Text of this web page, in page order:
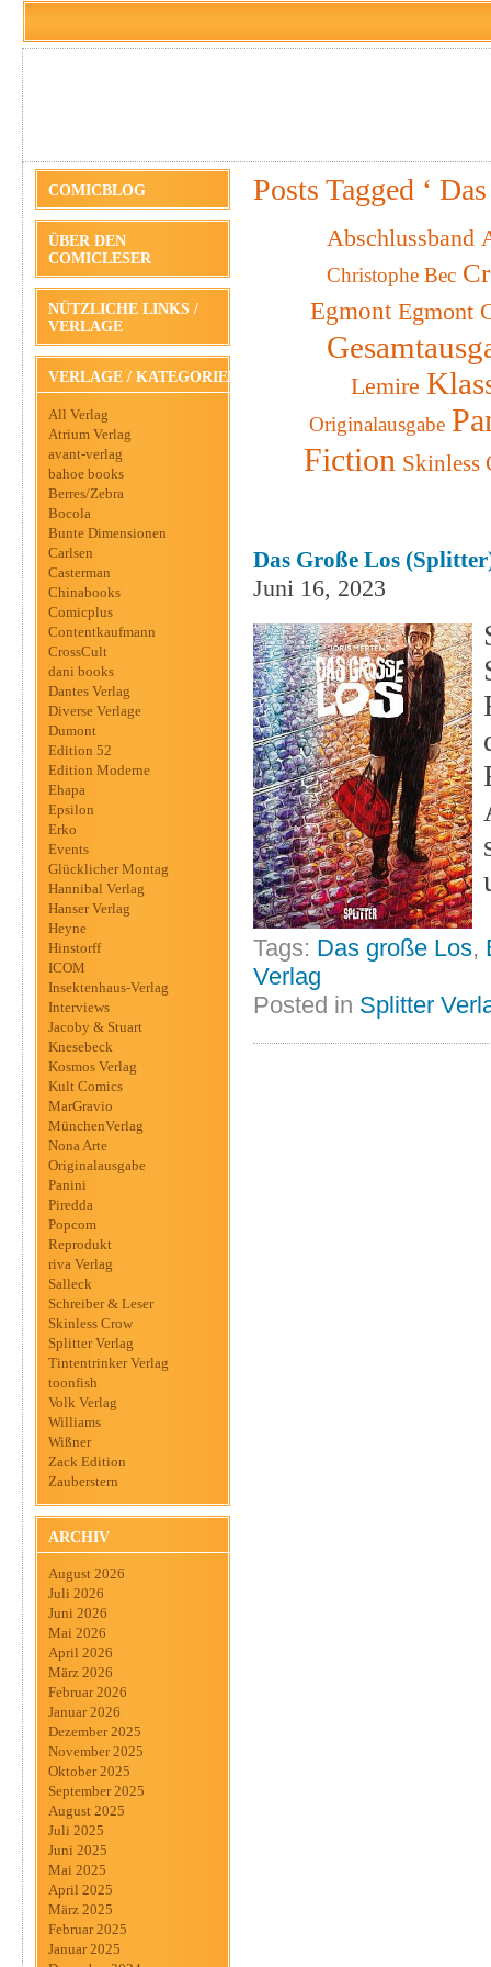
COMICBLOG
ÜBER DEN
COMICLESER
NÜTZLICHE LINKS /
VERLAGE
VERLAGE / KATEGORIEN
All Verlag
Atrium Verlag
avant-verlag
bahoe books
Berres/Zebra
Bocola
Bunte Dimensionen
Carlsen
Casterman
Chinabooks
Comicplus
Contentkaufmann
CrossCult
dani books
Dantes Verlag
Diverse Verlage
Dumont
Edition 52
Edition Moderne
Ehapa
Epsilon
Erko
Events
Glücklicher Montag
Hannibal Verlag
Hanser Verlag
Heyne
Hinstorff
ICOM
Insektenhaus-Verlag
Interviews
Jacoby & Stuart
Knesebeck
Kosmos Verlag
Kult Comics
MarGravio
MünchenVerlag
Nona Arte
Originalausgabe
Panini
Piredda
Popcom
Reprodukt
riva Verlag
Salleck
Schreiber & Leser
Skinless Crow
Splitter Verlag
Tintentrinker Verlag
toonfish
Volk Verlag
Williams
Wißner
Zack Edition
Zauberstern
ARCHIV
August 2026
Juli 2026
Juni 2026
Mai 2026
April 2026
März 2026
Februar 2026
Januar 2026
Dezember 2025
November 2025
Oktober 2025
September 2025
August 2025
Juli 2025
Juni 2025
Mai 2025
April 2025
März 2025
Februar 2025
Januar 2025
Posts Tagged ‘
Abschlussband
Christophe Bec
Egmont Egmont
Lemire
Originalausgabe
Fiction Skinless
Das Große Los
Juni 16, 2023
Tags: Das große Los,
Verlag
Posted in Splitter